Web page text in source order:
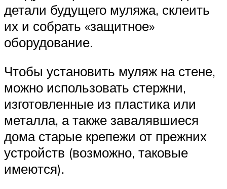
детали будущего муляжа, склеить
их и собрать «защитное»
оборудование.
Чтобы установить муляж на стене,
можно использовать стержни,
изготовленные из пластика или
металла, а также завалявшиеся
дома старые крепежи от прежних
устройств (возможно, таковые
имеются).